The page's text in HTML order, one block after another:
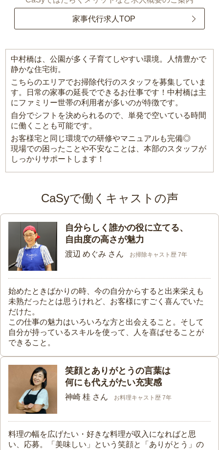
家事代行求人TOP
中村橋は、公園が多く子育てしやすい環境。人情豊かで
静かな住宅街。
こちらのエリアでお掃除代行のスタッフを募集していま
す。日常の家事の延長でできるお仕事です！中村橋は主
にファミリー世帯の利用者が多いのが特徴です。
自分でシフトを決められるので、単発で空いている時間
に働くことも可能です。
お客様宅と同じ環境での研修やマニュアルも完備◎
現場での困ったことや不安なことは、本部のスタッフが
しっかりサポートします！
CaSyで働くキャストの声
自分らしく誰かの役に立てる、
自由度の高さが魅力
渡辺 めぐみ さん お掃除キャスト歴 7年
始めたときばかりの時、今の自分からすると出来栄えも
未熟だったとは思うけれど、お客様にすごく喜んでいた
だけた。
この仕事の魅力はいろいろな方と出会えること。そして
自分が持っているスキルを使って、人を喜ばせることが
できること。
笑顔とありがとうの言葉は
何にも代えがたい充実感
神崎 桂 さん お料理キャスト歴 7年
料理の幅を広げたい・好きな料理が収入になればと思
い、応募。「美味しい」という笑顔と「ありがとう」の